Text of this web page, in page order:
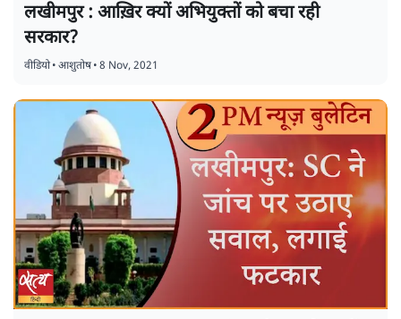
लखीमपुर : आख़िर क्यों अभियुक्तों को बचा रही
सरकार?
वीडियो•आशुतोष•8 Nov, 2021